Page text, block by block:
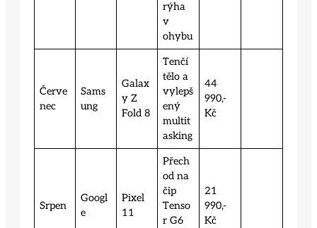
rýha
v
ohybu
Červe
nec
Sams
ung
Galax
y Z
Fold 8
Tenčí
tělo a
vylepš
ený
multit
asking
44
990,-
Kč
Srpen
Googl
e
Pixel
11
Přech
od na
čip
Tenso
r G6
21
990,-
Kč